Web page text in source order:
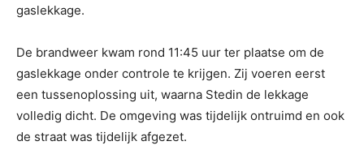
gaslekkage.
De brandweer kwam rond 11:45 uur ter plaatse om de
gaslekkage onder controle te krijgen. Zij voeren eerst
een tussenoplossing uit, waarna Stedin de lekkage
volledig dicht. De omgeving was tijdelijk ontruimd en ook
de straat was tijdelijk afgezet.